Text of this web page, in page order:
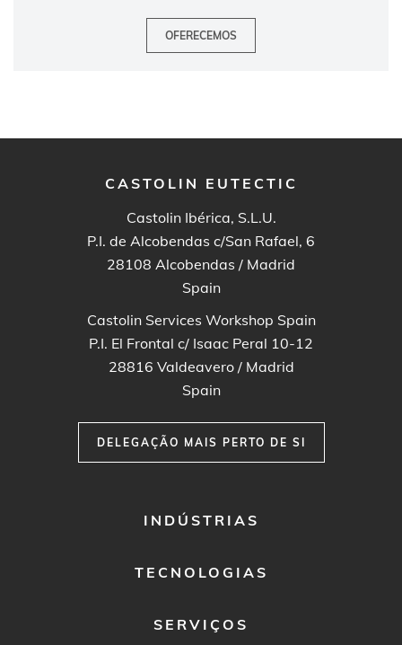
OFERECEMOS
CASTOLIN EUTECTIC
Castolin Ibérica, S.L.U.
P.I. de Alcobendas c/San Rafael, 6
28108 Alcobendas / Madrid
Spain
Castolin Services Workshop Spain
P.I. El Frontal c/ Isaac Peral 10-12
28816 Valdeavero / Madrid
Spain
DELEGAÇÃO MAIS PERTO DE SI
INDÚSTRIAS
TECNOLOGIAS
SERVIÇOS